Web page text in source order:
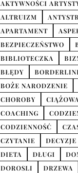
AKTYWNOŚCI
ALTRUIZM
APARTAMENT
BEZPIECZEŃSTWO
BIBLIOTECZKA
BŁĘDY
BOŻE NARODZENIE
CHOROBY
CIĄŻOWA
COACHING
CODZIENNOŚĆ
CZYTANIE
DECYZJE
DIETA
DŁUGI
DOROSLI
DRZEWA